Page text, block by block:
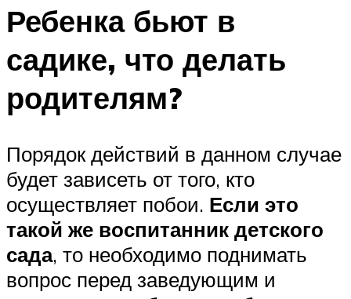
Ребенка бьют в
садике, что делать
родителям?
Порядок действий в данном случае
будет зависеть от того, кто
осуществляет побои. Если это
такой же воспитанник детского
сада, то необходимо поднимать
вопрос перед заведующим и